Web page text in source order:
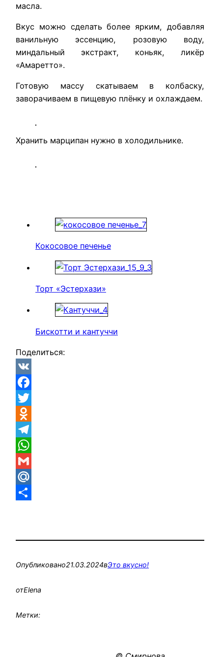
масла.
Вкус можно сделать более ярким, добавляя
ванильную эссенцию, розовую воду,
миндальный экстракт, коньяк, ликёр
«Амаретто».
Готовую массу скатываем в колбаску,
заворачиваем в пищевую плёнку и охлаждаем.
Хранить марципан нужно в холодильнике.
Кокосовое печенье
Торт «Эстерхази»
Бискотти и кантуччи
Поделиться:
VK
Facebook
Twitter
Odnoklassniki
Telegram
WhatsApp
Gmail
Mail.Ru
Опубликовано21.03.2024вЭто вкусно!
отElena
Метки: